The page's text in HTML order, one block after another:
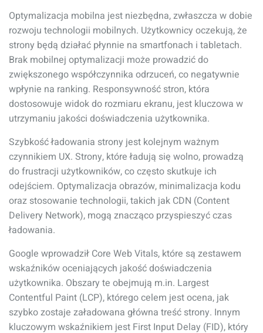
Optymalizacja mobilna jest niezbędna, zwłaszcza w dobie
rozwoju technologii mobilnych. Użytkownicy oczekują, że
strony będą działać płynnie na smartfonach i tabletach.
Brak mobilnej optymalizacji może prowadzić do
zwiększonego współczynnika odrzuceń, co negatywnie
wpłynie na ranking. Responsywność stron, która
dostosowuje widok do rozmiaru ekranu, jest kluczowa w
utrzymaniu jakości doświadczenia użytkownika.
Szybkość ładowania strony jest kolejnym ważnym
czynnikiem UX. Strony, które ładują się wolno, prowadzą
do frustracji użytkowników, co często skutkuje ich
odejściem. Optymalizacja obrazów, minimalizacja kodu
oraz stosowanie technologii, takich jak CDN (Content
Delivery Network), mogą znacząco przyspieszyć czas
ładowania.
Google wprowadził Core Web Vitals, które są zestawem
wskaźników oceniających jakość doświadczenia
użytkownika. Obszary te obejmują m.in. Largest
Contentful Paint (LCP), którego celem jest ocena, jak
szybko zostaje załadowana główna treść strony. Innym
kluczowym wskaźnikiem jest First Input Delay (FID), który